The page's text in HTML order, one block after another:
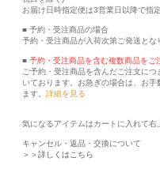
お届け日時指定便は3営業日以降で指
■ 予約・受注商品の場合
予約・受注商品が入荷次第ご発送とな
■ 予約・受注商品を含む複数商品をご
ご予約・受注商品を含んだご注文に
いております。お急ぎの場合は、お手
ます。 詳細を見る
気になるアイテムはカートに入れて右
キャンセル・返品・交換について
＞＞詳しくはこちら